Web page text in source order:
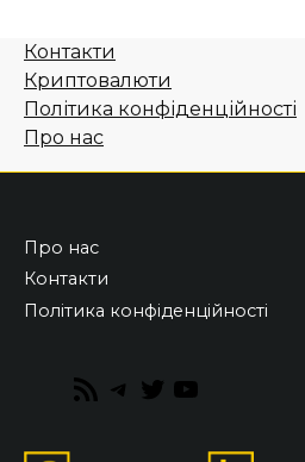
Контакти
Криптовалюти
Політика конфіденційності
Про нас
Про нас
Контакти
Політика конфіденційності
RSS
Telegram
Twitter